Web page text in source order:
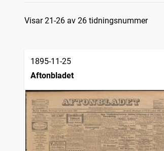
Sökresultat
Visar 21-26 av 26 tidningsnummer
1895-11-25
Aftonbladet